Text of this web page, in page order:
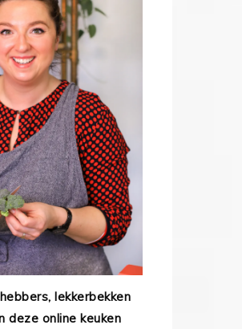
lekkerbekken
deze online keuken